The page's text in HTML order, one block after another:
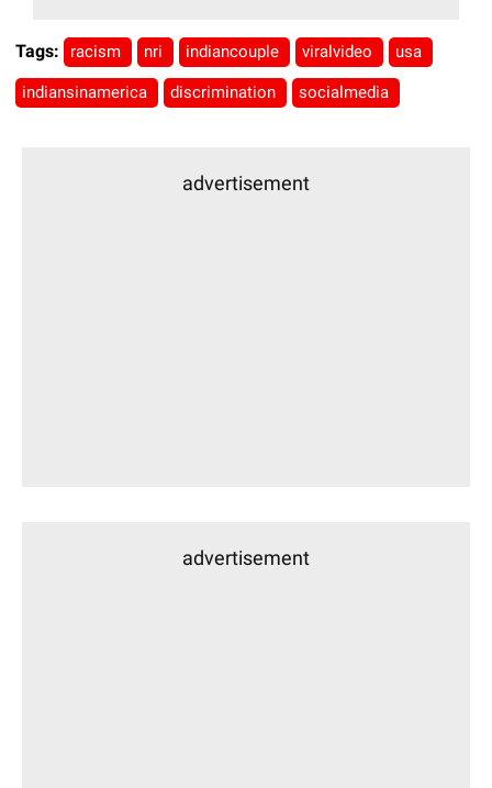
Tags: racism nri indiancouple viralvideo usa
indiansinamerica discrimination socialmedia
advertisement
advertisement